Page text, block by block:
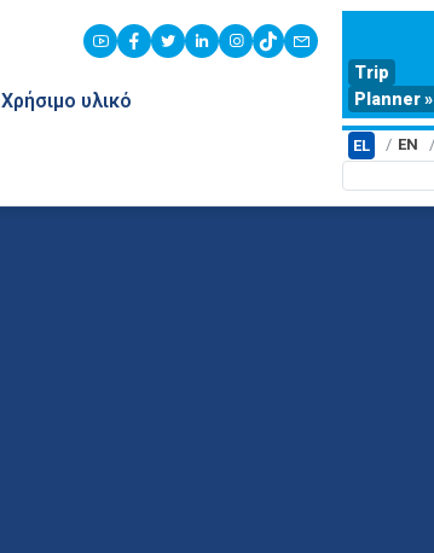
Χρήσιμο υλικό
youtubefacebook
twitterlinkedininstagram
tiktokcontact
Trip
Planner »
EL EN